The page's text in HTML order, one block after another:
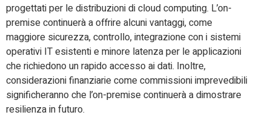
progettati per le distribuzioni di cloud computing. L’on-
premise continuerà a offrire alcuni vantaggi, come
maggiore sicurezza, controllo, integrazione con i sistemi
operativi IT esistenti e minore latenza per le applicazioni
che richiedono un rapido accesso ai dati. Inoltre,
considerazioni finanziarie come commissioni imprevedibili
significheranno che l’on-premise continuerà a dimostrare
resilienza in futuro.